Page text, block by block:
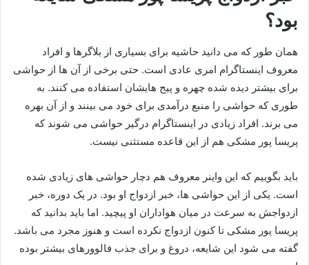
بود؟
همان طور که می دانید حاشیه برای بسیاری از بلاگرها و افراد
معروف اینستاگرام امری عادی است. حتی برخی از آن ها از حواشی
برای بیشتر دیده شده چهره و پیج هایشان استفاده می کنند. به
طوری که حواشی را منبع درآمدی برای خود می بینند و از آن بهره
می برند. افراد زیادی در اینستاگرام درگیر حواشی می شوند که
پریسا پور مشکی هم از این قاعده مستثنی نیست.
باید بگوییم که این واینر معروف هم دچار حواشی های زیادی شده
است. یکی از این حواشی ها، خبر ازدواج او بود. در یک دوره، خبر
ازدواجش به سرعت در میان هواداران او پیچید. اما باید بدانید که
پریسا پور مشکی تا کنون ازدواج نکرده است و هنوز مجرد می باشد.
گفته می شود این شایعه، دروغ و برای جذب فالوورهای بیشتر بوده